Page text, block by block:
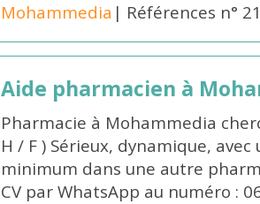
Mohammedia | Références n°
Aide pharmacien à
Pharmacie à Mohammedia
H / F ) Sérieux, dynamique,
minimum dans une autre
CV par WhatsApp au numéro :